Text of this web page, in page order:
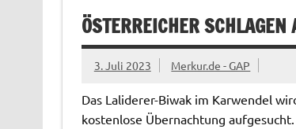
ÖSTERREICHER
3. Juli 2023 Merkur.de - GAP
Das Laliderer-Biwak im Karwendel
kostenlose Übernachtung